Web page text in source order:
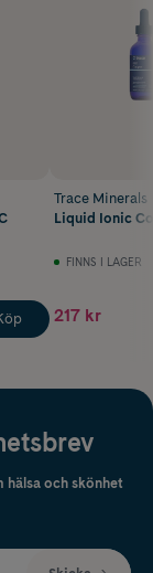
Trace Minerals
Liquid Ionic
FINNS I LAGER
217 kr
hälsa och skönhet